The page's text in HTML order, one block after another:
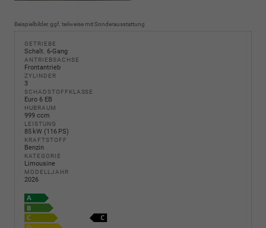
Beispielbilder, ggf. teilweise mit Sonderausstattung
GETRIEBE
Schalt. 6-Gang
ANTRIEBSACHSE
Frontantrieb
ZYLINDER
3
SCHADSTOFFKLASSE
Euro 6 EB
HUBRAUM
999 ccm
LEISTUNG
85 kW (116 PS)
KRAFTSTOFF
Benzin
KATEGORIE
Limousine
MODELLJAHR
2026